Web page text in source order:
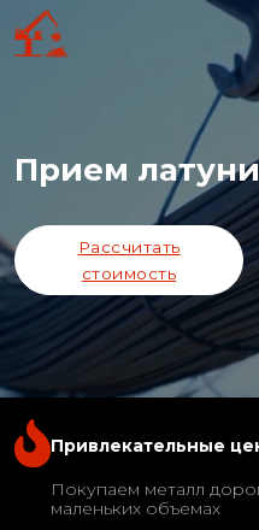
Прием
Рассчитать
стоимость
Привлекательные
Покупаем металл
маленьких объемах